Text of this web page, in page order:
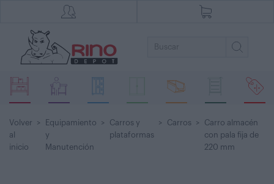
Volver
al
inicio
>
Equipamiento
y
Manutención
>
Carros y
plataformas
> Carros >
Carro almacén
con pala fija de
220 mm